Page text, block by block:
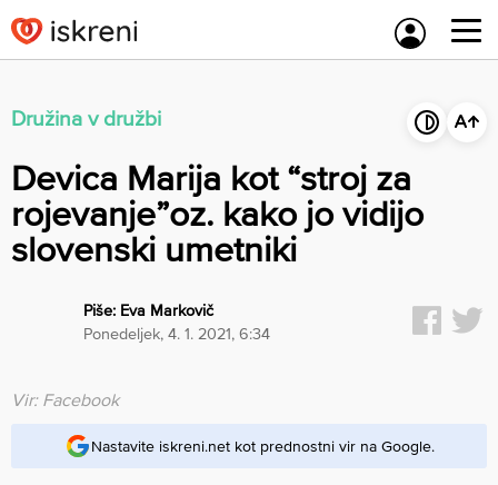
to
content
Družina v družbi
Devica Marija kot “stroj za
rojevanje”oz. kako jo vidijo
slovenski umetniki
Piše: Eva Markovič
ponedeljek, 4. 1. 2021, 6:34
Vir: Facebook
Nastavite iskreni.net kot prednostni vir na Google.